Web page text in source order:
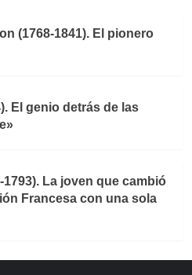
(1768-1841). El pionero
El genio detrás de las
La joven que cambió
Francesa con una sola